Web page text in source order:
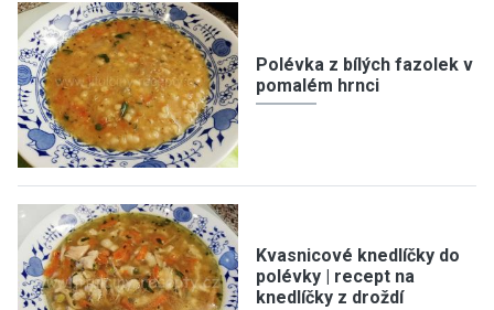
Polévka z bílých fazolek v
pomalém hrnci
Kvasnicové knedlíčky do
polévky | recept na
knedlíčky z droždí